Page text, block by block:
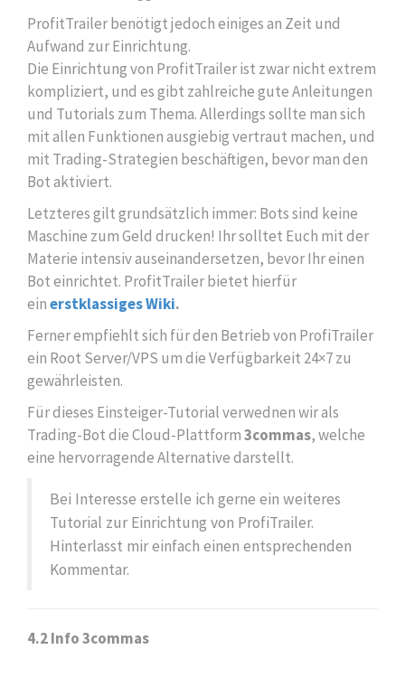
ProfitTrailer benötigt jedoch einiges an Zeit und
Aufwand zur Einrichtung.
Die Einrichtung von ProfitTrailer ist zwar nicht extrem
kompliziert, und es gibt zahlreiche gute Anleitungen
und Tutorials zum Thema. Allerdings sollte man sich
mit allen Funktionen ausgiebig vertraut machen, und
mit Trading-Strategien beschäftigen, bevor man den
Bot aktiviert.
Letzteres gilt grundsätzlich immer: Bots sind keine
Maschine zum Geld drucken! Ihr solltet Euch mit der
Materie intensiv auseinandersetzen, bevor Ihr einen
Bot einrichtet. ProfitTrailer bietet hierfür
einerstklassiges Wiki.
Ferner empfiehlt sich für den Betrieb von ProfiTrailer
ein Root Server/VPS um die Verfügbarkeit 24×7 zu
gewährleisten.
Für dieses Einsteiger-Tutorial verwednen wir als
Trading-Bot die Cloud-Plattform3commas, welche
eine hervorragende Alternative darstellt.
Bei Interesse erstelle ich gerne ein weiteres
Tutorial zur Einrichtung von ProfiTrailer.
Hinterlasst mir einfach einen entsprechenden
Kommentar.
4.2 Info 3commas